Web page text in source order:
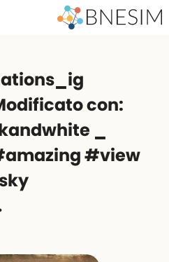
con:
_
#view